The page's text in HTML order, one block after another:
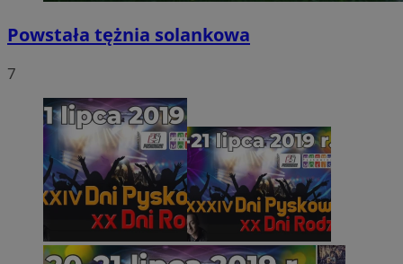
Powstała tężnia solankowa
7